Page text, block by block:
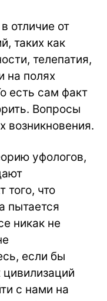
отличие от
таких как
телепатия,
на полях
есть сам факт
Вопросы
возникновения.
уфологов,
того, что
пытается
никак не
если бы
с нами на